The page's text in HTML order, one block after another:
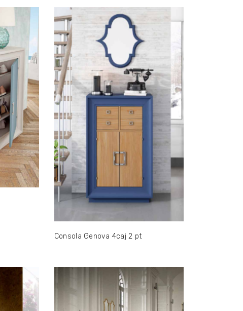
Consola Genova 4caj 2 pt